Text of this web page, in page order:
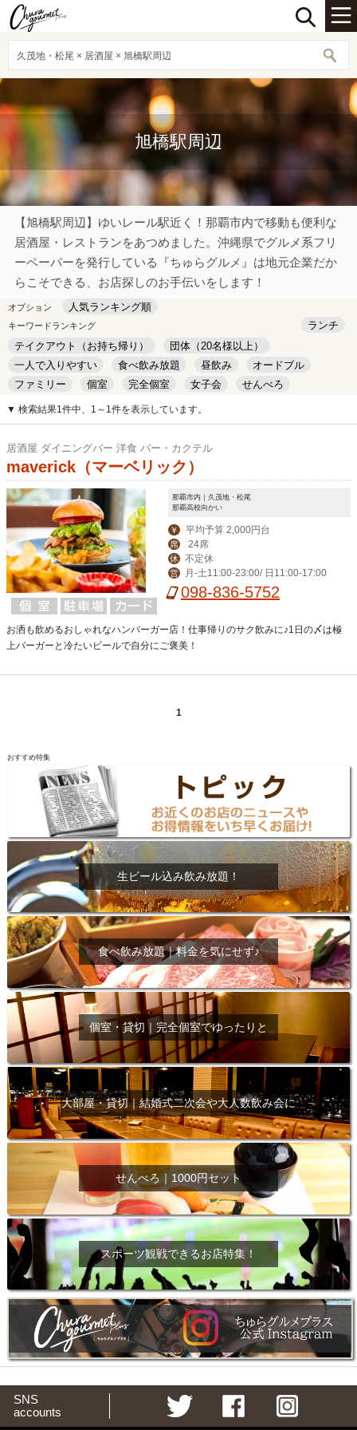
久茂地・松尾 × 居酒屋 × 旭橋駅周辺
旭橋駅周辺
【旭橋駅周辺】ゆいレール駅近く！那覇市内で移動も便利な
居酒屋・レストランをあつめました。沖縄県でグルメ系フリ
ーペーパーを発行している『ちゅらグルメ』は地元企業だか
らこそできる、お店探しのお手伝いをします！
オプション 人気ランキング順
キーワードランキング
ランチ
テイクアウト（お持ち帰り）
団体（20名様以上）
一人で入りやすい
食べ飲み放題 昼飲み
オードブル
ファミリー
個室 完全個室 女子会
せんべろ
キッズルーム
安い デート
▼ 検索結果1件中、1～1件を表示しています。
居酒屋 ダイニングバー 洋食 バー・カクテル
maverick（マーベリック）
那覇市内｜久茂地・松尾
那覇高校向かい
￥ 平均予算 2,000円台
席 24席
休 不定休
営 月-土11:00-23:00/ 日11:00-17:00
098-836-5752
お洒も飲めるおしゃれなハンバーガー店！仕事帰りのサク飲みに♪1日の〆は極
上バーガーと冷たいビールで自分にご褒美！
1
おすすめ特集
生ビール込み飲み放題！
食べ飲み放題｜料金を気にせず♪
個室・貸切｜完全個室でゆったりと
大部屋・貸切｜結婚式二次会や大人数飲み会に
せんべろ｜1000円セット
スポーツ観戦できるお店特集！
SNS
accounts